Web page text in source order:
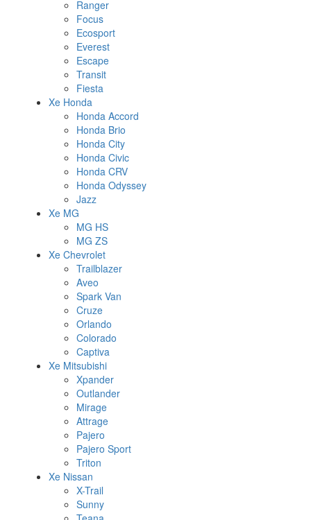
Ranger
Focus
Ecosport
Everest
Escape
Transit
Fiesta
Xe Honda
Honda Accord
Honda Brio
Honda City
Honda Civic
Honda CRV
Honda Odyssey
Jazz
Xe MG
MG HS
MG ZS
Xe Chevrolet
Trailblazer
Aveo
Spark Van
Cruze
Orlando
Colorado
Captiva
Xe Mitsubishi
Xpander
Outlander
Mirage
Attrage
Pajero
Pajero Sport
Triton
Xe Nissan
X-Trail
Sunny